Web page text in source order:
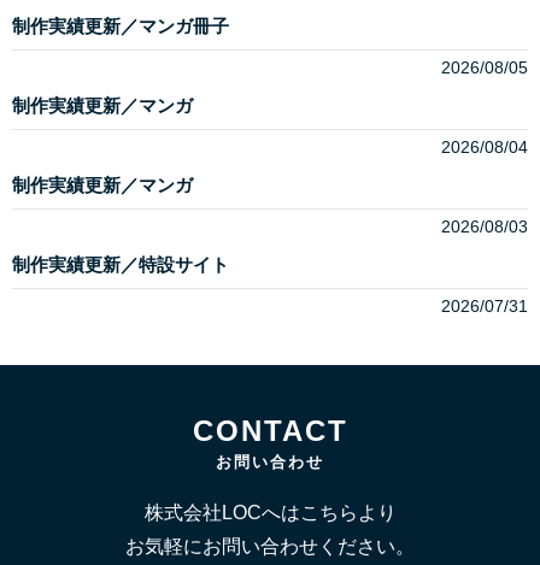
制作実績更新／マンガ冊子
2026/08/05
制作実績更新／マンガ
2026/08/04
制作実績更新／マンガ
2026/08/03
制作実績更新／特設サイト
2026/07/31
CONTACT
お問い合わせ
株式会社LOCへはこちらより
お気軽にお問い合わせください。